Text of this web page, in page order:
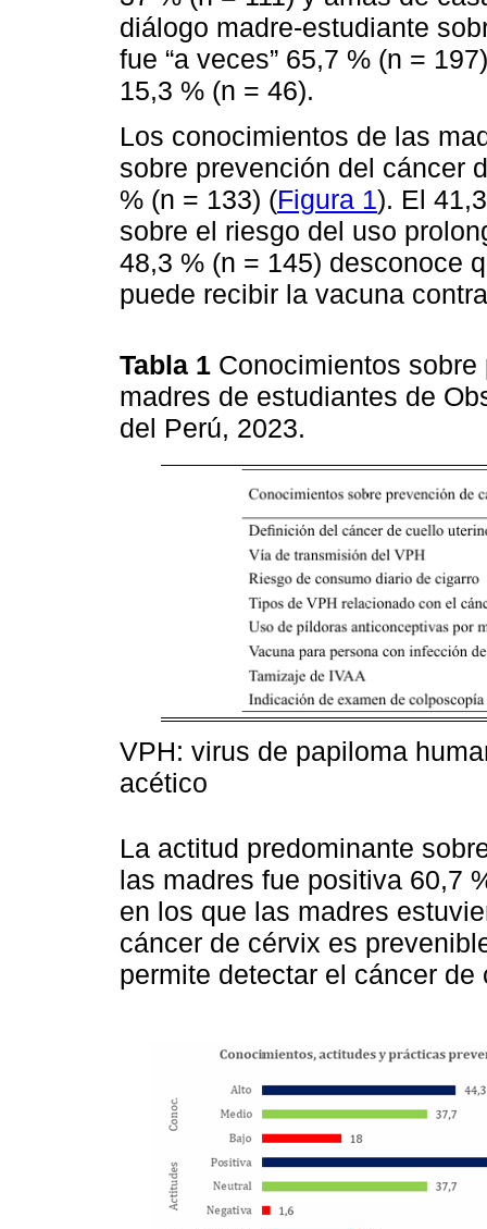
diálogo madre-estudiante
fue “a veces” 65,7 % (n =
15,3 % (n = 46).
Los conocimientos de las
sobre prevención del cáncer
% (n = 133) (Figura 1). El
sobre el riesgo del uso
48,3 % (n = 145) desconoce
puede recibir la vacuna
Tabla 1 Conocimientos
madres de estudiantes de
del Perú, 2023.
VPH: virus de papiloma
acético
La actitud predominante
las madres fue positiva 60,7
en los que las madres
cáncer de cérvix es
permite detectar el cáncer